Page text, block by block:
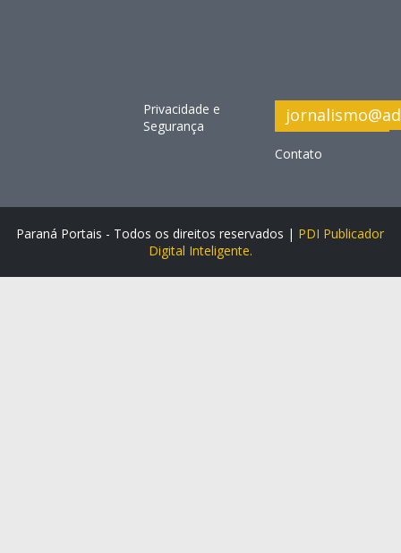
Privacidade e
Segurança
Contato
Paraná Portais - Todos os direitos reservados | PDI Publicador
Digital Inteligente.